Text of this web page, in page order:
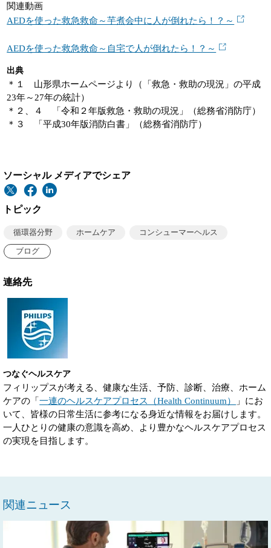
関連動画
AEDを使った救急救命～芋煮会中に人が倒れたら！？～
AEDを使った救急救命～自宅で人が倒れたら！？～
出典
＊１ 山形県ホームページより（「救急・救助の現況」の平成
23年～27年の統計）
＊２、４ 「令和２年版救急・救助の現況」（総務省消防庁）
＊３ 「平成30年版消防白書」（総務省消防庁）
ソーシャル メディアでシェア
トピック
循環器分野 ホームケア コンシューマーヘルス
ブログ
連絡先
つなぐヘルスケア
フィリップスが考える、健康な生活、予防、診断、治療、ホーム
ケアの「一連のヘルスケアプロセス（Health Continuum）
」にお
いて、皆様の日常生活に参考になる身近な情報をお届けします。
一人ひとりの健康の意識を高め、より豊かなヘルスケアプロセス
の実現を目指します。
関連ニュース